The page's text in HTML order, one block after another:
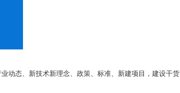
动态、新技术新理念、政策、标准、新建项目，建设干货